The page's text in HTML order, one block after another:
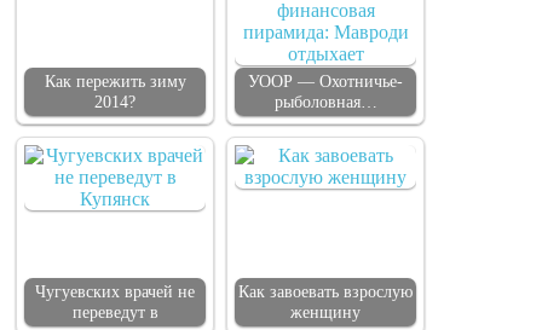
Как пережить зиму
2014?
УООР — Охотничье-
рыболовная…
Чугуевских врачей не
переведут в
Как завоевать взрослую
женщину